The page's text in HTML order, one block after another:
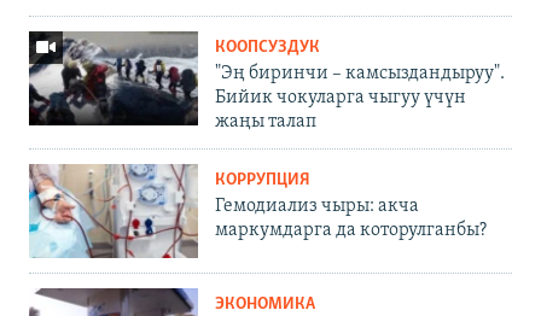
КООПСУЗДУК
"Эң биринчи – камсыздандыруу".
Бийик чокуларга чыгуу үчүн
жаңы талап
КОРРУПЦИЯ
Гемодиализ чыры: акча
маркумдарга да которулганбы?
ЭКОНОМИКА